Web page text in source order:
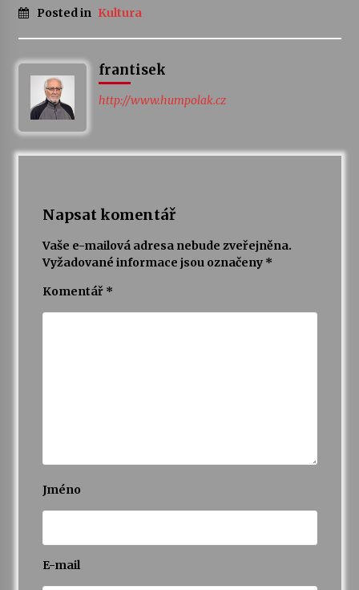
Posted in Kultura
frantisek
http://www.humpolak.cz
Napsat komentář
Vaše e-mailová adresa nebude zveřejněna.
Vyžadované informace jsou označeny *
Komentář *
Jméno
E-mail